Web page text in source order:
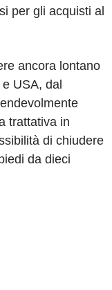
per gli acquisti al
ancora lontano
USA, dal
trattativa in
di chiudere
da dieci